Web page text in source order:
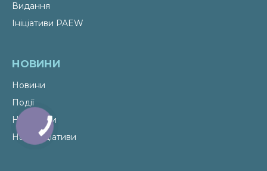
Видання
Ініціативи PAEW
НОВИНИ
Новини
Події
Наші теми
Наші ініціативи